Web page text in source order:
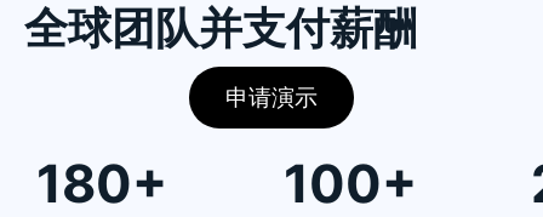
全球团队并支付薪酬
申请演示
180+ 100+